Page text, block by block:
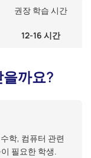
권장 학습 시간
12-16 시간
까요?
학, 컴퓨터 관련
필요한 학생.